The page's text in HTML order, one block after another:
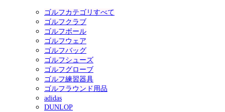
ゴルフカテゴリすべて
ゴルフクラブ
ゴルフボール
ゴルフウェア
ゴルフバッグ
ゴルフシューズ
ゴルフグローブ
ゴルフ練習器具
ゴルフラウンド用品
adidas
DUNLOP